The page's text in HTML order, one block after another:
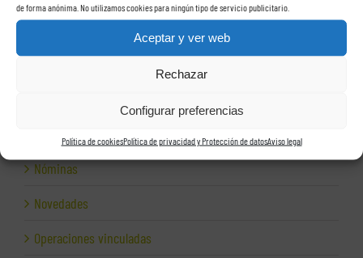
de forma anónima. No utilizamos cookies para ningún tipo de servicio publicitario.
Aceptar y ver web
Rechazar
Configurar preferencias
Política de cookiesPolítica de privacidad y Protección de datosAviso legal
Internet para empresas
Nóminas
Novedades
Operaciones vinculadas